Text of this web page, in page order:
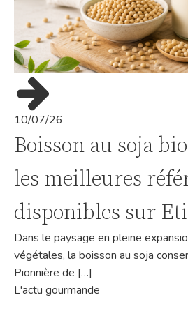
10/07/26
Boisson au soja
les meilleures
disponibles sur
Dans le paysage en pleine
végétales, la boisson au soja
Pionnière de […]
L'actu gourmande